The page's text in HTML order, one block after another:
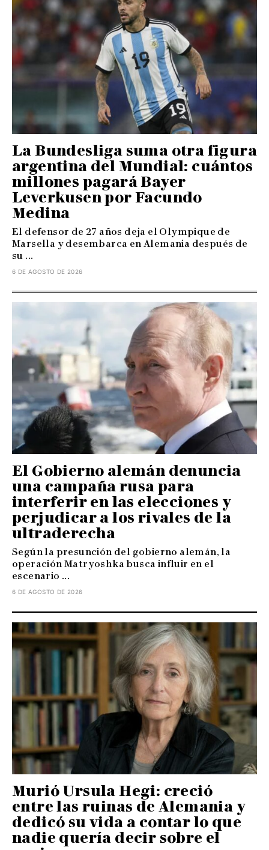
La Bundesliga suma otra figura
argentina del Mundial: cuántos
millones pagará Bayer
Leverkusen por Facundo
Medina
El defensor de 27 años deja el Olympique de
Marsella y desembarca en Alemania después de
su ...
6 DE AGOSTO DE 2026
El Gobierno alemán denuncia
una campaña rusa para
interferir en las elecciones y
perjudicar a los rivales de la
ultraderecha
Según la presunción del gobierno alemán, la
operación Matryoshka busca influir en el
escenario ...
6 DE AGOSTO DE 2026
Murió Ursula Hegi: creció
entre las ruinas de Alemania y
dedicó su vida a contar lo que
nadie quería decir sobre el